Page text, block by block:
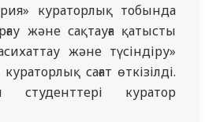
кураторлық тобында
және сақтауға қатысты
және түсіндіру»
сағат өткізілді.
студенттері куратор
К.Ж. жетекшілігімен